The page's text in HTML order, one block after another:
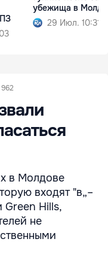
убежища в
29 Июл. 10:31
962
в Молдове
входят "в„–
Green Hills,
не